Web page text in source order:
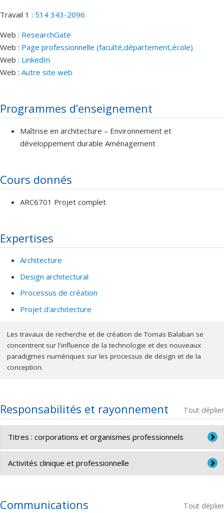
Travail 1 : 514 343-2096
Web : ResearchGate
Web : Page professionnelle (faculté,département,école)
Web : LinkedIn
Web : Autre site web
Programmes d’enseignement
Maîtrise en architecture – Environnement et
développement durable Aménagement
Cours donnés
ARC6701 Projet complet
Expertises
Architecture
Design architectural
Processus de création
Projet d'architecture
Les travaux de recherche et de création de Tomas Balaban se
concentrent sur l'influence de la technologie et des nouveaux
paradigmes numériques sur les processus de design et de la
conception.
Responsabilités et rayonnement Tout déplier
Titres : corporations et organismes professionnels
Membre de l'Ordre des architectes du Québec
Membre de l’Association des Architectes en pratique
Membre de l’Institut royal d'architecture du Canada
Activités clinique et professionnelle
2009–
Communications Tout déplier